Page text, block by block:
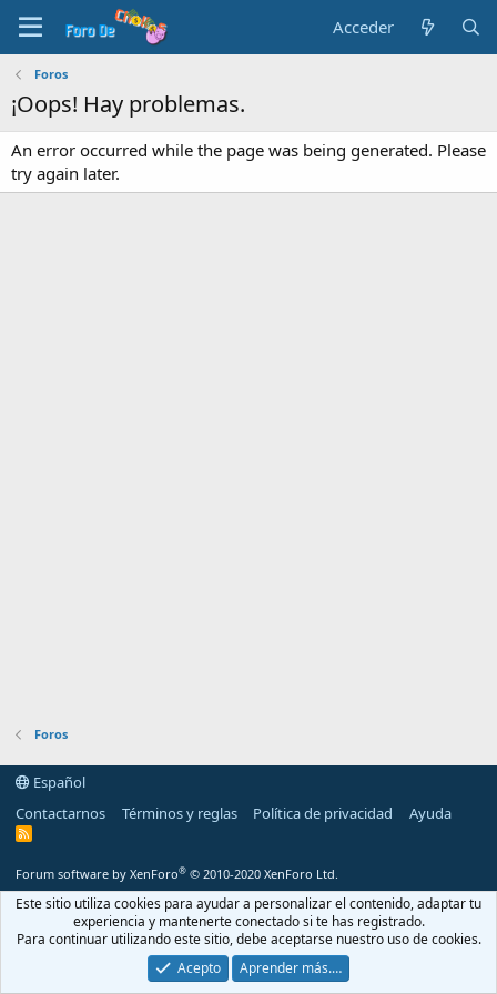
Acceder
Foros
¡Oops! Hay problemas.
An error occurred while the page was being generated. Please
try again later.
Foros
Español
Contactarnos
Términos y reglas Política de privacidad Ayuda
R
Forum software by XenForo® © 2010-2020 XenForo Ltd.
Este sitio utiliza cookies para ayudar a personalizar el contenido, adaptar tu
experiencia y mantenerte conectado si te has registrado.
Para continuar utilizando este sitio, debe aceptarse nuestro uso de cookies.
Acepto
Aprender más.…